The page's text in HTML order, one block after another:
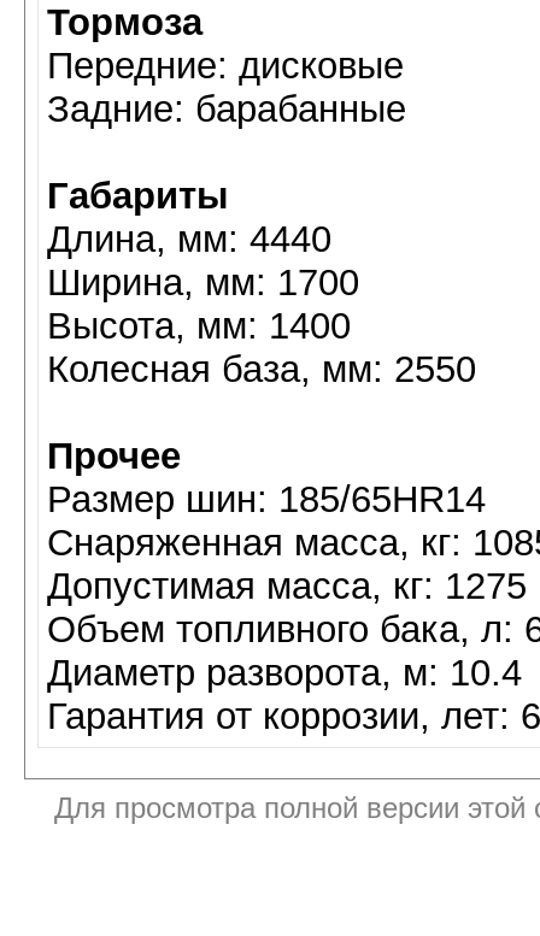
Тормоза
Передние: дисковые
Задние: барабанные
Габариты
Длина, мм: 4440
Ширина, мм: 1700
Высота, мм: 1400
Колесная база, мм: 2550
Прочее
Размер шин: 185/65HR14
Снаряженная масса, кг:
Допустимая масса, кг: 1275
Объем топливного бака, л:
Диаметр разворота, м: 10.4
Гарантия от коррозии, лет: 6
Для просмотра полной версии